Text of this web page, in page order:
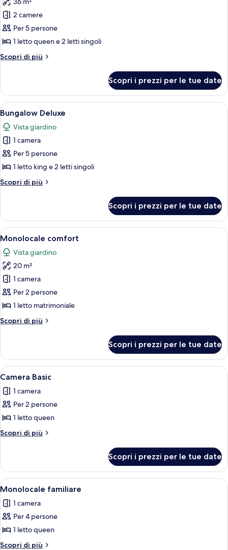
le
foto
per
Chalet,
2
camere
letto
(Living)
2 camere
Per 5 persone
1 letto queen e 2 letti singoli
Scopri di più
Altri
2
camere
da
letto
(Living)
Scopri i prezzi per le tue date
Apri
tutte
le
foto
per
Bungalow
Deluxe
Una terrazza esterna con tavolo e
8
Bungalow Deluxe
Vista giardino
1 camera
Per 5 persone
1 letto king e 2 letti singoli
Scopri di più
Altri
Deluxe
Scopri i prezzi per le tue date
Apri
tutte
le
foto
per
Monolocale
comfort
Una camera d'albergo moderna con
4
Monolocale comfort
Vista giardino
20 m²
1 camera
Per 2 persone
1 letto matrimoniale
Scopri di più
Altri
comfort
Scopri i prezzi per le tue date
Apri
tutte
le
foto
per
Camera
Un'area patio coperta con tavolo e
3
Camera Basic
1 camera
Per 2 persone
1 letto queen
Scopri di più
Altri
Basic
Scopri i prezzi per le tue date
Apri
tutte
le
foto
per
Monolocale
Una camera d'albergo compatta
4
Monolocale familiare
1 camera
Per 4 persone
1 letto queen
Scopri di più
Altri